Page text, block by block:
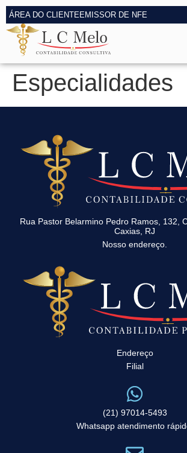
ÁREA DO CLIENTEEMISSOR DE NFE
Especialidades
Rua Pastor Belarmino Pedro Ramos, 132,
Caxias, RJ
Nosso endereço.
Endereço
Filial
(21) 97014-5493
Whatsapp atendimento